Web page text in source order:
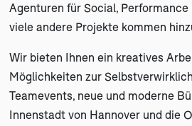
Agenturen für Social,
viele andere Projekte kommen
Wir bieten Ihnen ein kreatives
Möglichkeiten zur
Teamevents, neue und moderne
Innenstadt von Hannover und die